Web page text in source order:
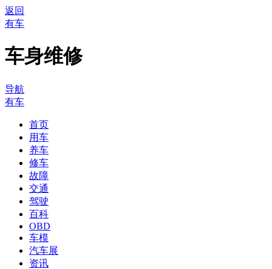
返回
有车
车身维修
导航
有车
首页
用车
养车
修车
故障
交通
驾驶
百科
OBD
车模
汽车展
资讯